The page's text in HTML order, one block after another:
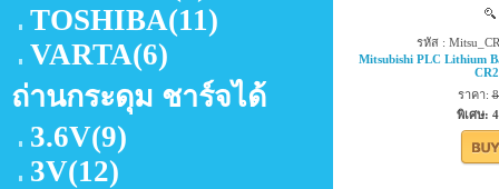
TOSHIBA(11)
VARTA(6)
ถ่านกระดุม ชาร์จได้
3.6V(9)
3V(12)
รหัส :
Mitsubishi PLC Lithium
ราคา:
พิเศษ: